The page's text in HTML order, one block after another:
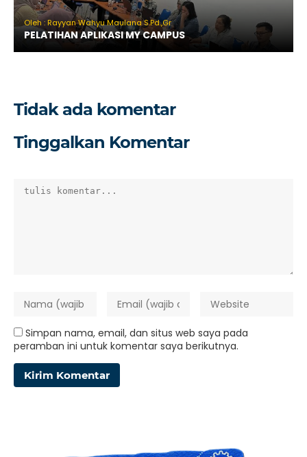
Oleh : Rayyan Wahyu Maulana S.Pd.,Gr
PELATIHAN APLIKASI MY CAMPUS
Tidak ada komentar
Tinggalkan Komentar
Simpan nama, email, dan situs web saya pada
peramban ini untuk komentar saya berikutnya.